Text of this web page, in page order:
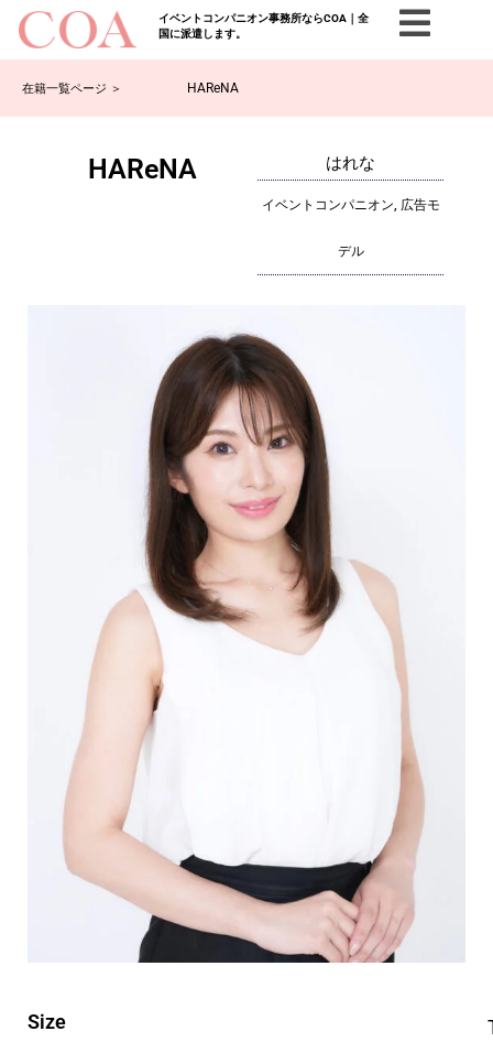
イベントコンパニオン事務所ならCOA｜全
国に派遣します。
在籍一覧ページ ＞ HAReNA
HAReNA はれな
イベントコンパニオン, 広告モ
デル
Size